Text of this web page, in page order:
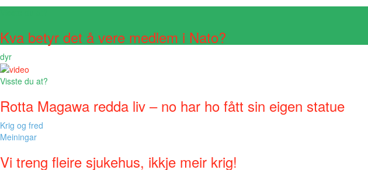
Kva betyr det å vere medlem i Nato?
dyr
Visste du at?
Rotta Magawa redda liv – no har ho fått sin eigen statue
Krig og fred
Meiningar
Vi treng fleire sjukehus, ikkje meir krig!